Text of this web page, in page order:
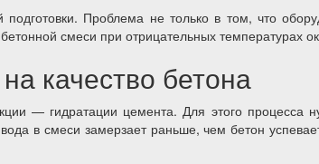
подготовки. Проблема не только в том, что
смеси при отрицательных температурах
качество бетона
— гидратации цемента. Для этого процесса
в смеси замерзает раньше, чем бетон